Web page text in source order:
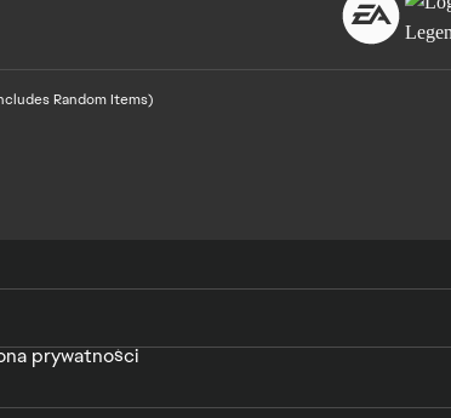
Random Items)
prywatności